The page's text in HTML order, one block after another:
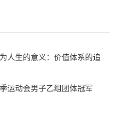
人生的意义：价值体系的追
运动会男子乙组团体冠军